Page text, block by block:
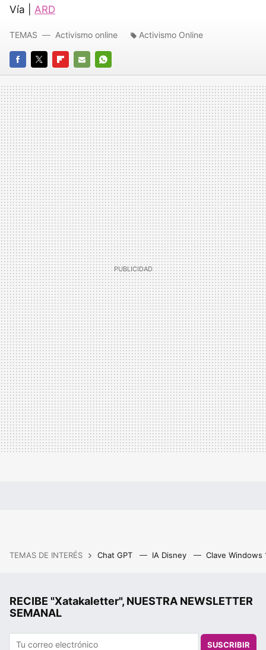
Vía | ARD
FACEBOOK
TWITTERFLIPBOARD
E-
MAIL
WHATSAPP
TEMAS Activismo online Activismo Online
TEMAS DE INTERÉS Chat GPT IA Disney Clave Windows
RECIBE "Xatakaletter", NUESTRA NEWSLETTER
SEMANAL
SUSCRIBIR